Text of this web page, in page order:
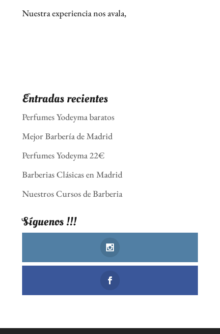
Nuestra experiencia nos avala,
Entradas recientes
Perfumes Yodeyma baratos
Mejor Barbería de Madrid
Perfumes Yodeyma 22€
Barberias Clásicas en Madrid
Nuestros Cursos de Barberia
Síguenos !!!